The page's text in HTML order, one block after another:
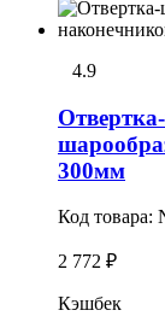
4.9
300мм
Код товара:
2 772 ₽
Кэшбек